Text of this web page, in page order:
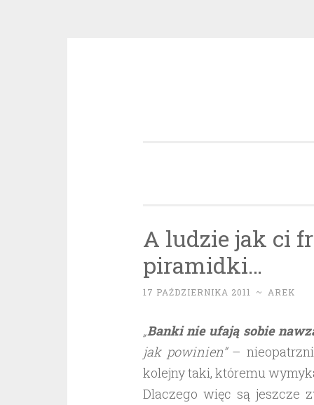
A ludzie jak ci
piramidki…
17 PAŹDZIERNIKA 2011 ~ AREK
„Banki nie ufają sobie
jak powinien”–
kolejny taki, któremu
Dlaczego więc są jeszcze